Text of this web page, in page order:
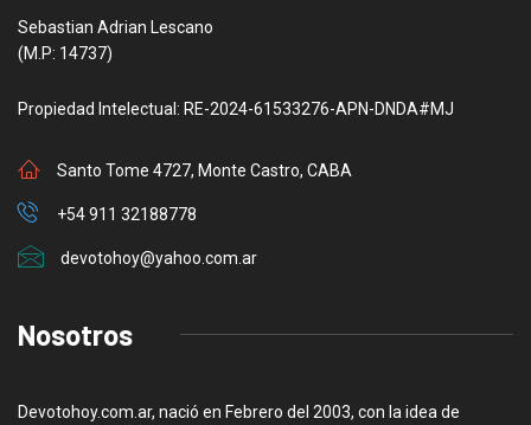
Sebastian Adrian Lescano
(M.P: 14737)
Propiedad Intelectual: RE-2024-61533276-APN-DNDA#MJ
Santo Tome 4727, Monte Castro, CABA
+54 911 32188778
devotohoy@yahoo.com.ar
Nosotros
Devotohoy.com.ar, nació en Febrero del 2003, con la idea de